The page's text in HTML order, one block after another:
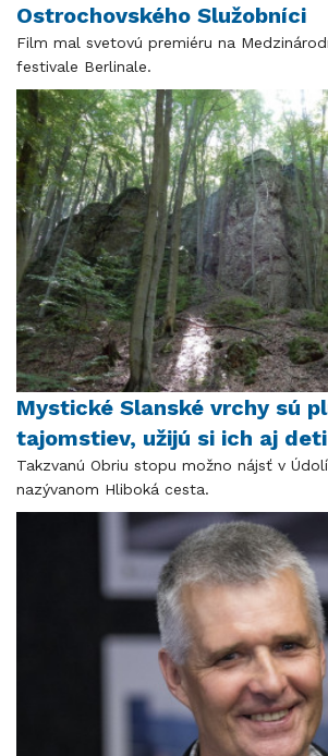
Ostrochovského Služobníci
Film mal svetovú premiéru na
festivale Berlinale.
Mystické Slanské vrchy sú
tajomstiev, užijú si ich aj deti
Takzvanú Obriu stopu možno nájsť v
nazývanom Hliboká cesta.